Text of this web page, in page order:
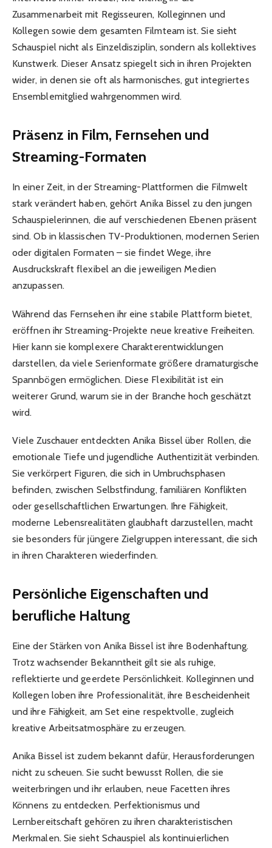
Zusammenarbeit mit Regisseuren, Kolleginnen und
Kollegen sowie dem gesamten Filmteam ist. Sie sieht
Schauspiel nicht als Einzeldisziplin, sondern als kollektives
Kunstwerk. Dieser Ansatz spiegelt sich in ihren Projekten
wider, in denen sie oft als harmonisches, gut integriertes
Ensemblemitglied wahrgenommen wird.
Präsenz in Film, Fernsehen und
Streaming-Formaten
In einer Zeit, in der Streaming-Plattformen die Filmwelt
stark verändert haben, gehört Anika Bissel zu den jungen
Schauspielerinnen, die auf verschiedenen Ebenen präsent
sind. Ob in klassischen TV-Produktionen, modernen Serien
oder digitalen Formaten – sie findet Wege, ihre
Ausdruckskraft flexibel an die jeweiligen Medien
anzupassen.
Während das Fernsehen ihr eine stabile Plattform bietet,
eröffnen ihr Streaming-Projekte neue kreative Freiheiten.
Hier kann sie komplexere Charakterentwicklungen
darstellen, da viele Serienformate größere dramaturgische
Spannbögen ermöglichen. Diese Flexibilität ist ein
weiterer Grund, warum sie in der Branche hoch geschätzt
wird.
Viele Zuschauer entdeckten Anika Bissel über Rollen, die
emotionale Tiefe und jugendliche Authentizität verbinden.
Sie verkörpert Figuren, die sich in Umbruchsphasen
befinden, zwischen Selbstfindung, familiären Konflikten
oder gesellschaftlichen Erwartungen. Ihre Fähigkeit,
moderne Lebensrealitäten glaubhaft darzustellen, macht
sie besonders für jüngere Zielgruppen interessant, die sich
in ihren Charakteren wiederfinden.
Persönliche Eigenschaften und
berufliche Haltung
Eine der Stärken von Anika Bissel ist ihre Bodenhaftung.
Trotz wachsender Bekanntheit gilt sie als ruhige,
reflektierte und geerdete Persönlichkeit. Kolleginnen und
Kollegen loben ihre Professionalität, ihre Bescheidenheit
und ihre Fähigkeit, am Set eine respektvolle, zugleich
kreative Arbeitsatmosphäre zu erzeugen.
Anika Bissel ist zudem bekannt dafür, Herausforderungen
nicht zu scheuen. Sie sucht bewusst Rollen, die sie
weiterbringen und ihr erlauben, neue Facetten ihres
Könnens zu entdecken. Perfektionismus und
Lernbereitschaft gehören zu ihren charakteristischen
Merkmalen. Sie sieht Schauspiel als kontinuierlichen